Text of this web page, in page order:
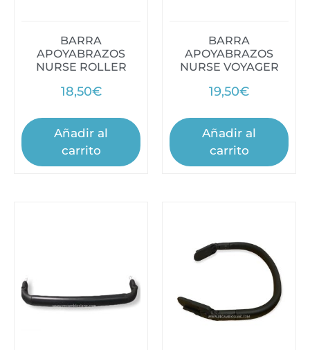
BARRA
APOYABRAZOS
NURSE ROLLER
18,50€
Añadir al
carrito
BARRA
APOYABRAZOS
NURSE VOYAGER
19,50€
Añadir al
carrito